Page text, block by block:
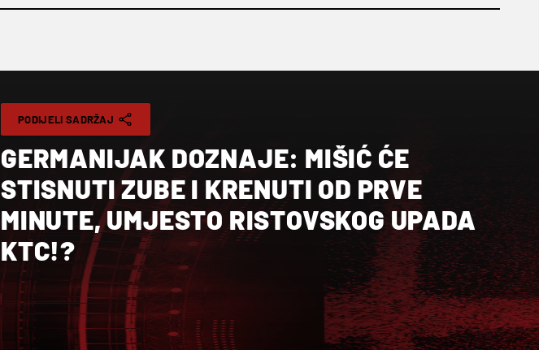
PODIJELI SADRŽAJ
GERMANIJAK DOZNAJE: MIŠIĆ ĆE
STISNUTI ZUBE I KRENUTI OD PRVE
MINUTE, UMJESTO RISTOVSKOG UPADA
KTC!?